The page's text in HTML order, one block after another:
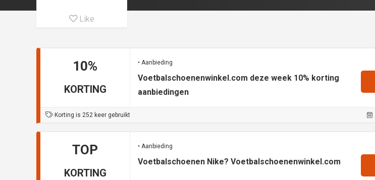
Like
10%
KORTING
• Aanbieding
Voetbalschoenenwinkel.com deze week 10% korting
aanbiedingen
Korting is 252 keer gebruikt
TOP
KORTING
• Aanbieding
Voetbalschoenen Nike? Voetbalschoenenwinkel.com